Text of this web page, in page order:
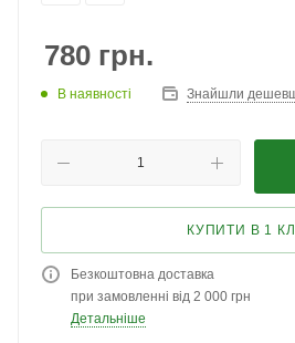
780 грн.
В наявності Знайшли
КУПИТИ В 1
Безкоштовна доставка
при замовленні від 2 000 грн
Детальніше